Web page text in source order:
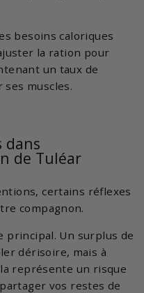
besoins caloriques
la ration pour
un taux de
muscles.
dans
de Tuléar
certains réflexes
compagnon.
principal. Un surplus de
dérisoire, mais à
représente un risque
vos restes de